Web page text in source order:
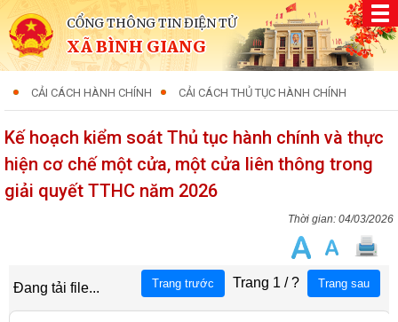
CỔNG THÔNG TIN ĐIỆN TỬ
XÃ BÌNH GIANG
CẢI CÁCH HÀNH CHÍNH CẢI CÁCH THỦ TỤC HÀNH CHÍNH
Kế hoạch kiểm soát Thủ tục hành chính và thực
hiện cơ chế một cửa, một cửa liên thông trong
giải quyết TTHC năm 2026
04/03/2026